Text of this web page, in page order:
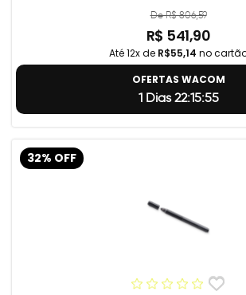
De R$ 806,59
R$ 541,90
Até 12x de R$55,14 no
OFERTAS WACOM
1 Dias 22:15:55
32% OFF